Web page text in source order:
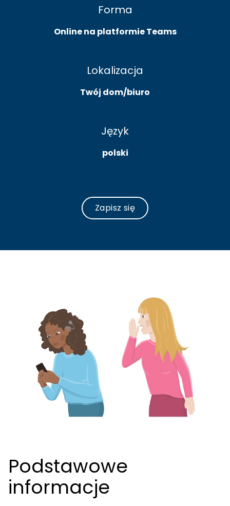
Forma
Online na platformie Teams
Lokalizacja
Twój dom/biuro
Język
polski
Zapisz się
Podstawowe
informacje